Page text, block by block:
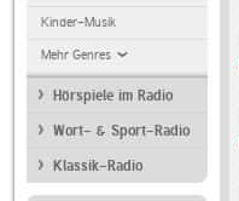
Kinder-Musik
Mehr Genres
Hörspiele im Radio
Wort- & Sport-Radio
Klassik-Radio